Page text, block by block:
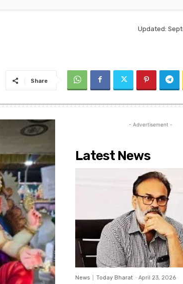
Updated:
Share
- Advertisement -
Latest News
News Today Bharat - April 23, 2026